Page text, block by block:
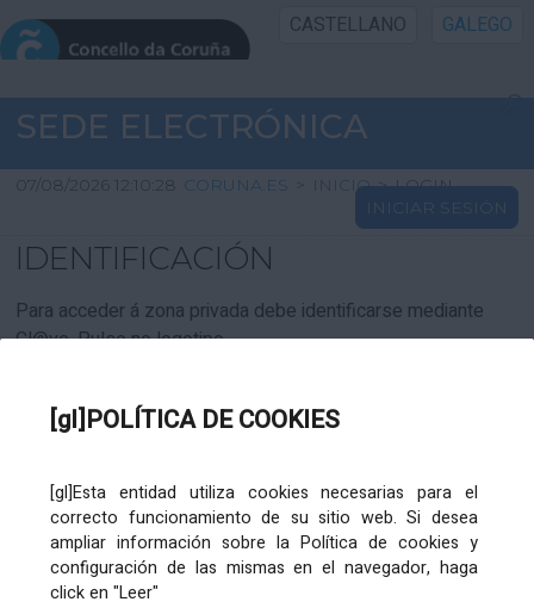
[gl]POLÍTICA DE COOKIES
[gl]Esta entidad utiliza cookies necesarias para el
correcto funcionamiento de su sitio web. Si desea
ampliar información sobre la Política de cookies y
configuración de las mismas en el navegador, haga
click en "Leer"
CASTELLANO GALEGO
INICIO SEDE
INICIO
INFORMACIÓN PÚBLICA
CARTAFOL CIDADÁN
SEDE ELECTRÓNICA
07/08/2026 12:10:28 CORUNA.ES > INICIO > LOGIN
INICIAR SESIÓN
IDENTIFICACIÓN
Para acceder á zona privada debe identificarse mediante
Cl@ve. Pulse no logotipo